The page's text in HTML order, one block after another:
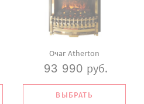
Очаг Atherton
93 990 руб.
ВЫБРАТЬ